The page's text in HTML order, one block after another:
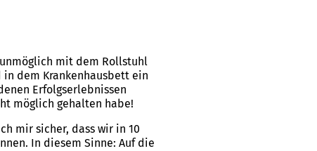
mit dem Rollstuhl
in dem Krankenhausbett ein
Erfolgserlebnissen
möglich gehalten habe!
mir sicher, dass wir in 10
In diesem Sinne: Auf die